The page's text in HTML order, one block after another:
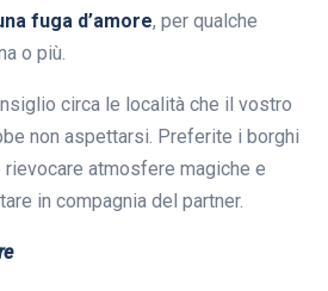
fuga d’amore, per qualche
o più.
circa le località che il vostro
non aspettarsi. Preferite i borghi
atmosfere magiche e
in compagnia del partner.